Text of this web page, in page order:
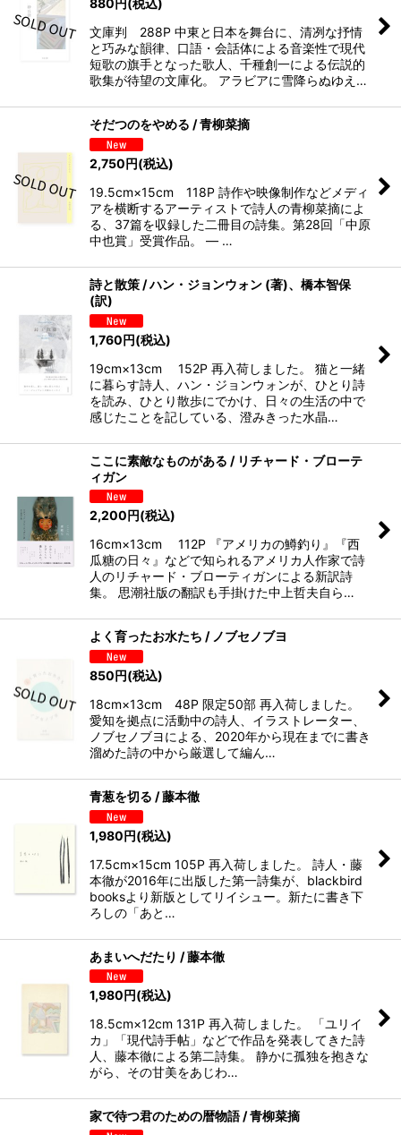
880円(税込)
文庫判 288P 中東と日本を舞台に、清冽な抒情
と巧みな韻律、口語・会話体による音楽性で現代
短歌の旗手となった歌人、千種創一による伝説的
歌集が待望の文庫化。 アラビアに雪降らぬゆえ…
そだつのをやめる / 青柳菜摘
2,750円(税込)
19.5cm×15cm 118P 詩作や映像制作などメディ
アを横断するアーティストで詩人の青柳菜摘によ
る、37篇を収録した二冊目の詩集。第28回「中原
中也賞」受賞作品。 — …
詩と散策 / ハン・ジョンウォン (著)、橋本智保
(訳)
1,760円(税込)
19cm×13cm 152P 再入荷しました。 猫と一緒
に暮らす詩人、ハン・ジョンウォンが、ひとり詩
を読み、ひとり散歩にでかけ、日々の生活の中で
感じたことを記している、澄みきった水晶…
ここに素敵なものがある / リチャード・ブローテ
ィガン
2,200円(税込)
16cm×13cm 112P 『アメリカの鱒釣り』『西
瓜糖の日々』などで知られるアメリカ人作家で詩
人のリチャード・ブローティガンによる新訳詩
集。 思潮社版の翻訳も手掛けた中上哲夫自ら…
よく育ったお水たち / ノブセノブヨ
850円(税込)
18cm×13cm 48P 限定50部 再入荷しました。
愛知を拠点に活動中の詩人、イラストレーター、
ノブセノブヨによる、2020年から現在までに書き
溜めた詩の中から厳選して編ん…
青葱を切る / 藤本徹
1,980円(税込)
17.5cm×15cm 105P 再入荷しました。 詩人・藤
本徹が2016年に出版した第一詩集が、blackbird
booksより新版としてリイシュー。新たに書き下
ろしの「あと…
あまいへだたり / 藤本徹
1,980円(税込)
18.5cm×12cm 131P 再入荷しました。 「ユリイ
カ」「現代詩手帖」などで作品を発表してきた詩
人、藤本徹による第二詩集。 静かに孤独を抱きな
がら、その甘美をあじわ…
家で待つ君のための暦物語 / 青柳菜摘